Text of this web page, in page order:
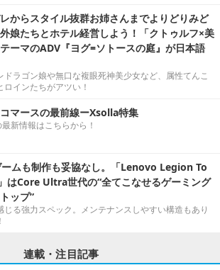
からスタイル抜群お姉さんまでよりどりみど
娘たちとホテル経営しよう！「クトゥルフ×美
ーマのADV『ヨグ=ソトースの庭』が日本語
ドラゴン娘や無口な複眼死神美少女など、属性てんこ
ロインたちがアツい！
マースの最前線ーXsolla特集
新情報はこちらから！
ムも制作も妥協なし。「Lenovo Legion To
はCore Ultra世代の“全てこなせるゲーミング
ップ”
じる強力スペック。メンテナンスしやすい構造もあり
連載・注目記事